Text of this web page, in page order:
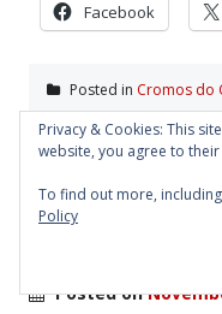
Facebook
Posted in Cromos do
cromos,george bush,
sarkozy,sócrates ,tony
Vamos
Posted on
Privacy & Cookies: This
website, you agree to their
To find out more,
Policy